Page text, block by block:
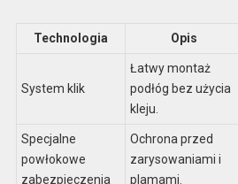
Technologia Opis
System klik
Łatwy montaż
podłóg bez użycia
kleju.
Specjalne
powłokowe
zabezpieczenia
Ochrona przed
zarysowaniami i
plamami.